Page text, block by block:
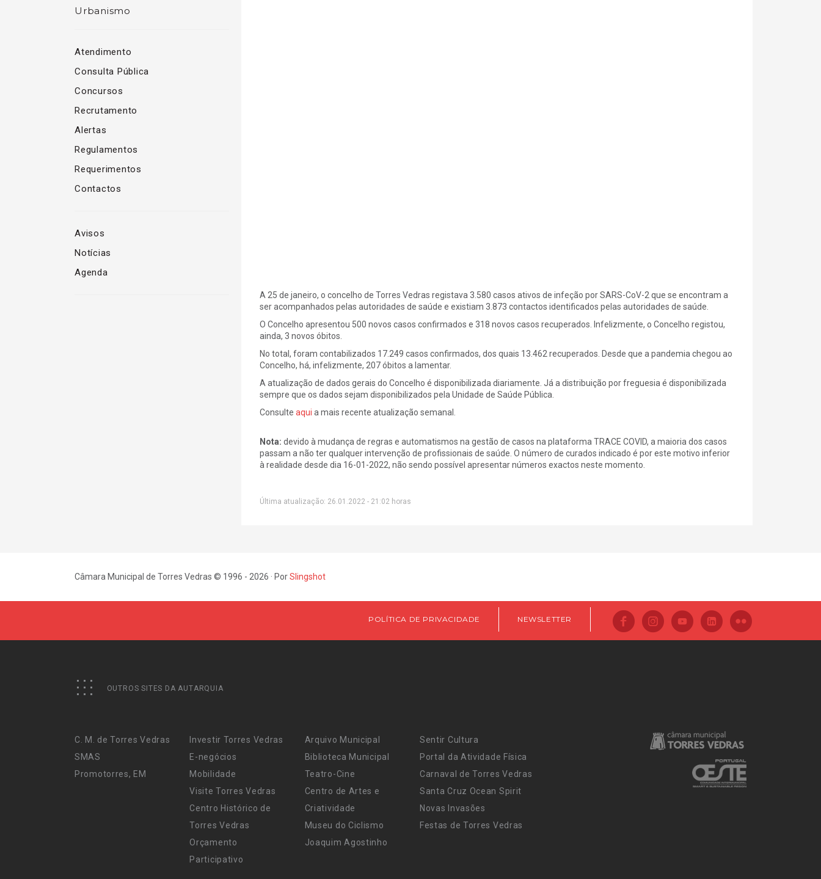
Urbanismo
Atendimento
Consulta Pública
Concursos
Recrutamento
Alertas
Regulamentos
Requerimentos
Contactos
Avisos
Notícias
Agenda
A 25 de janeiro, o concelho de Torres Vedras registava 3.580 casos ativos de infeção por SARS-CoV-2 que se encontram a
ser acompanhados pelas autoridades de saúde e existiam 3.873 contactos identificados pelas autoridades de saúde.
O Concelho apresentou 500 novos casos confirmados e 318 novos casos recuperados. Infelizmente, o Concelho registou,
ainda, 3 novos óbitos.
No total, foram contabilizados 17.249 casos confirmados, dos quais 13.462 recuperados. Desde que a pandemia chegou ao
Concelho, há, infelizmente, 207 óbitos a lamentar.
A atualização de dados gerais do Concelho é disponibilizada diariamente. Já a distribuição por freguesia é disponibilizada
sempre que os dados sejam disponibilizados pela Unidade de Saúde Pública.
Consulte aqui a mais recente atualização semanal.
Nota: devido à mudança de regras e automatismos na gestão de casos na plataforma TRACE COVID, a maioria dos casos
passam a não ter qualquer intervenção de profissionais de saúde. O número de curados indicado é por este motivo inferior
à realidade desde dia 16-01-2022, não sendo possível apresentar números exactos neste momento.
Última atualização: 26.01.2022 - 21:02 horas
Câmara Municipal de Torres Vedras © 1996 - 2026 · PorSlingshot
POLÍTICA DE PRIVACIDADE NEWSLETTER
OUTROS SITES DA AUTARQUIA
C. M. de Torres Vedras
SMAS
Promotorres, EM
Investir Torres Vedras
E-negócios
Mobilidade
Visite Torres Vedras
Centro Histórico de
Torres Vedras
Orçamento
Participativo
Arquivo Municipal
Biblioteca Municipal
Teatro-Cine
Centro de Artes e
Criatividade
Museu do Ciclismo
Joaquim Agostinho
Sentir Cultura
Portal da Atividade Física
Carnaval de Torres Vedras
Santa Cruz Ocean Spirit
Novas Invasões
Festas de Torres Vedras